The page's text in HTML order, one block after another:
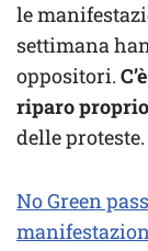
le
settimana
oppositori.
riparo
delle proteste.
No Green